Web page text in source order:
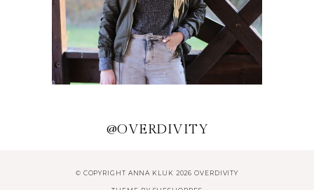
TRENDPIECES
@OVERDIVITY
© COPYRIGHT ANNA KLUK 2026 OVERDIVITY